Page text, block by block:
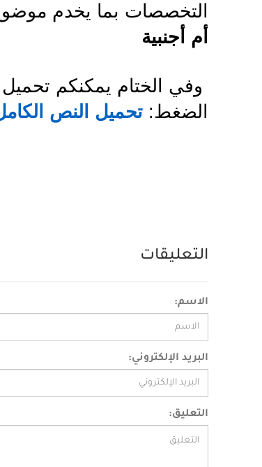
التخصصات بما يخدم
أم أجنبية
وفي الختام يمكنكم
الضغط: تحميل النص
التعليقات
الاسم:
البريد الإلكتروني:
التعليق: